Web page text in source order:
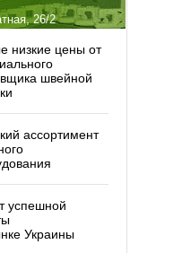
26/2
низкие цены от
швейной
ассортимент
успешной
Украины